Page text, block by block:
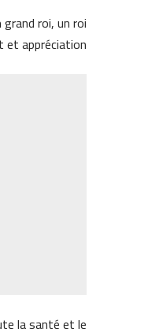
roi, un roi
et appréciation.
la santé et le